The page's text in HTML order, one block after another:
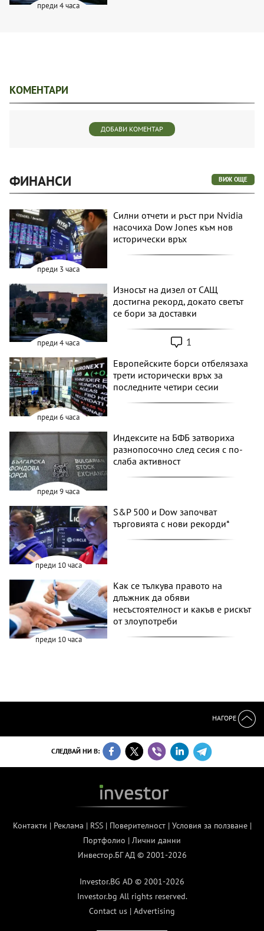
преди 4 часа
КОМЕНТАРИ
ДОБАВИ КОМЕНТАР
ФИНАНСИ ВИЖ ОЩЕ
преди 3 часа
Силни отчети и ръст при Nvidia
насочиха Dow Jones към нов
исторически връх
преди 4 часа
Износът на дизел от САЩ
достигна рекорд, докато светът
се бори за доставки
1
преди 6 часа
Европейските борси отбелязаха
трети исторически връх за
последните четири сесии
преди 9 часа
Индексите на БФБ затвориха
разнопосочно след сесия с по-
слаба активност
преди 10 часа
S&P 500 и Dow започват
търговията с нови рекорди*
преди 10 часа
Как се тълкува правото на
длъжник да обяви
несъстоятелност и какъв е рискът
от злоупотреби
НАГОРЕ
СЛЕДВАЙ НИ В:
Контакти | Реклама | RSS| Поверителност| Условия за ползване|
Портфолио | Лични данни
Инвестор.БГ АД © 2001-2026
Investor.BG AD © 2001-2026
Investor.bg All rights reserved.
Contact us | Advertising